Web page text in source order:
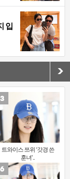
입
트와이스 쯔위 ‘갓경 쓴
훈녀’..